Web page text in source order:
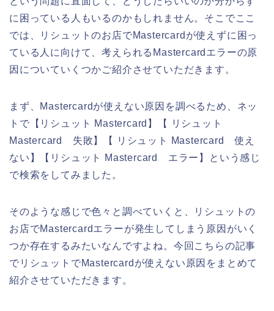
に困っている人もいるのかもしれません。そこでここ
では、リシュットのお店でMastercardが使えずに困っ
ている人に向けて、考えられるMastercardエラーの原
因についていくつかご紹介させていただきます。
まず、Mastercardが使えない原因を調べるため、ネッ
トで【リシュット Mastercard】【 リシュット
Mastercard 失敗】【 リシュット Mastercard 使え
ない】【リシュット Mastercard エラー】という感じ
で検索をしてみました。
そのような感じで色々と調べていくと、リシュットの
お店でMastercardエラーが発生してしまう原因がいく
つか存在するみたいなんですよね。今回こちらの記事
でリシュットでMastercardが使えない原因をまとめて
紹介させていただきます。